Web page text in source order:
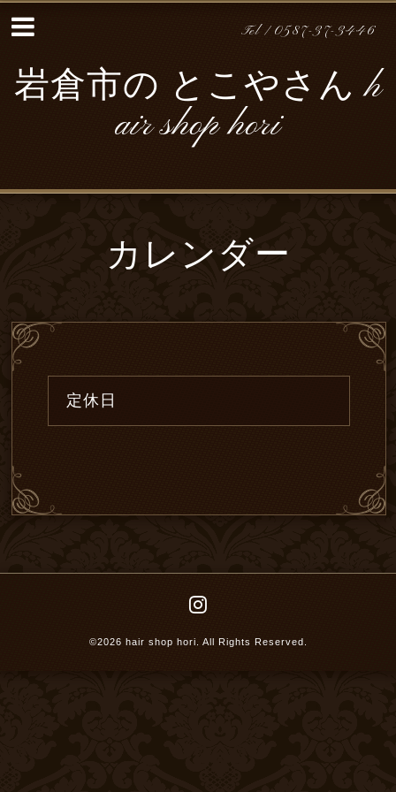
Tel / 0587-37-3446
岩倉市の とこやさん h
air shop hori
カレンダー
定休日
©2026 hair shop hori . All Rights Reserved.